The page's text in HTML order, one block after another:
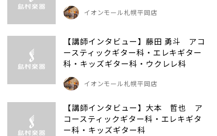
イオンモール札幌平岡店
【講師インタビュー】藤田 勇斗 アコ
ースティックギター科・エレキギター
科・キッズギター科・ウクレレ科
イオンモール札幌平岡店
【講師インタビュー】大本 哲也 ア
コースティックギター科・エレキギタ
ー科・キッズギター科